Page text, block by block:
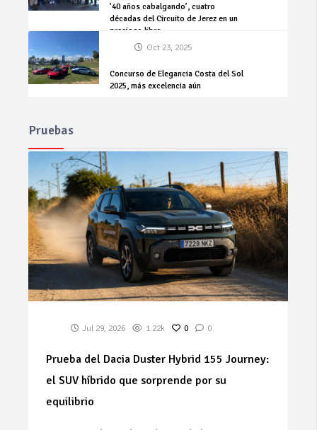
’40 años cabalgando’, cuatro
décadas del Circuito de Jerez en un
precioso libro
Oct 23, 2025
Concurso de Elegancia Costa del Sol
2025, más excelencia aún
Pruebas
Jul 29, 2026 1.22k 0 0
Prueba del Dacia Duster Hybrid 155 Journey:
el SUV híbrido que sorprende por su
equilibrio